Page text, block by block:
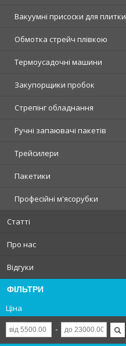
Вакуумні присоски для плитки
Обмотка стрейч плівкою
Термоусадочні машини
Закупорщики пробок
Стрепінг обладнання
Ручні запаювачі пакетів
Трейсилери
Пакетики
Професійні м'ясорубки
Статті
Про нас
Відгуки
ФІЛЬТРИ
Ціна